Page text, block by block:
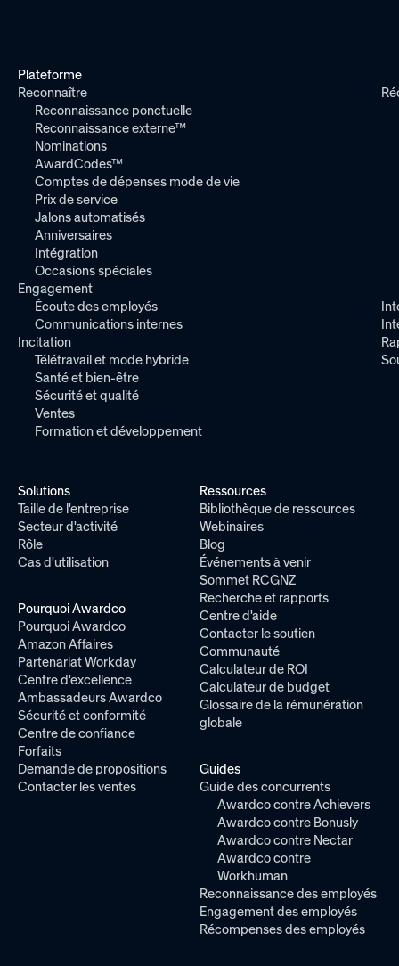
Plateforme
Reconnaître
Reconnaissance ponctuelle
Reconnaissance externe™
Nominations
AwardCodes™
Comptes de dépenses mode de vie
Prix de service
Jalons automatisés
Anniversaires
Intégration
Occasions spéciales
Engagement
Écoute des employés
Communications internes
Incitation
Télétravail et mode hybride
Santé et bien-être
Sécurité et qualité
Ventes
Formation et développement
Solutions
Taille de l'entreprise
Secteur d'activité
Rôle
Cas d'utilisation
Pourquoi Awardco
Pourquoi Awardco
Amazon Affaires
Partenariat Workday
Centre d'excellence
Ambassadeurs Awardco
Sécurité et conformité
Centre de confiance
Forfaits
Demande de propositions
Contacter les ventes
Ressources
Bibliothèque de ressources
Webinaires
Blog
Événements à venir
Sommet RCGNZ
Recherche et rapports
Centre d'aide
Contacter le soutien
Communauté
Calculateur de ROI
Calculateur de budget
Glossaire de la rémunération
globale
Guides
Guide des concurrents
Awardco contre Achievers
Awardco contre Bonusly
Awardco contre Nectar
Awardco contre
Workhuman
Reconnaissance des employés
Engagement des employés
Récompenses des employés